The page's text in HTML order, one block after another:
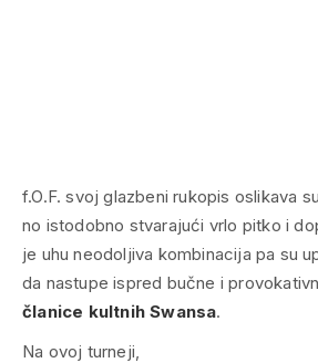
f.O.F. svoj glazbeni rukopis oslikava
no istodobno stvarajući vrlo pitko i
je uhu neodoljiva kombinacija pa su
da nastupe ispred bučne i
članice kultnih Swansa.
Na ovoj turneji,